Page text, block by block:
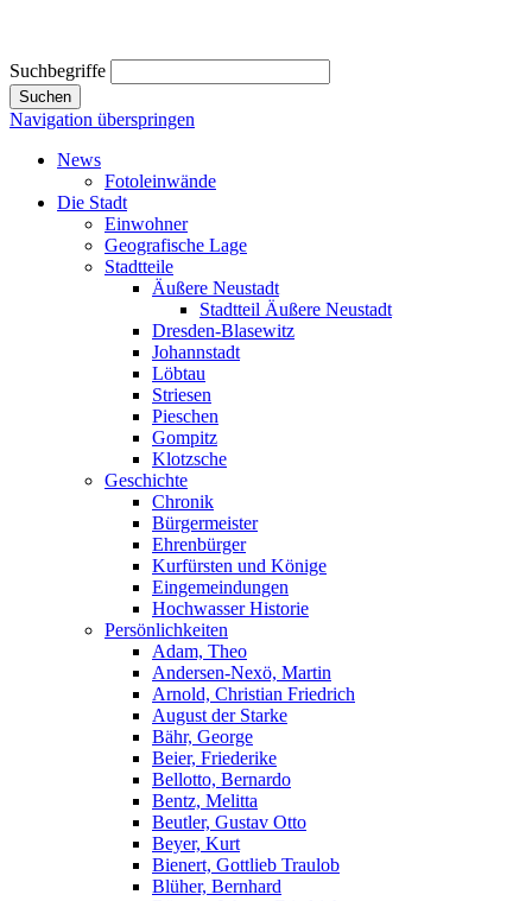
Suchbegriffe
Suchen
Navigation überspringen
News
Fotoleinwände
Die Stadt
Einwohner
Geografische Lage
Stadtteile
Äußere Neustadt
Stadtteil Äußere Neustadt
Dresden-Blasewitz
Johannstadt
Löbtau
Striesen
Pieschen
Gompitz
Klotzsche
Geschichte
Chronik
Bürgermeister
Ehrenbürger
Kurfürsten und Könige
Eingemeindungen
Hochwasser Historie
Persönlichkeiten
Adam, Theo
Andersen-Nexö, Martin
Arnold, Christian Friedrich
August der Starke
Bähr, George
Beier, Friederike
Bellotto, Bernardo
Bentz, Melitta
Beutler, Gustav Otto
Beyer, Kurt
Bienert, Gottlieb Traulob
Blüher, Bernhard